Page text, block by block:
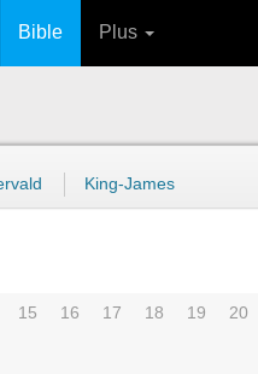
Bible Plus
King-James
15 16 17 18 19 20